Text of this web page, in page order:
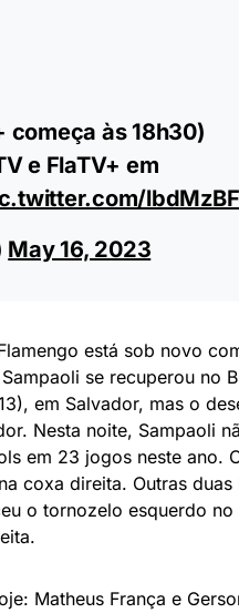
começa às 18h30)
e FlaTV+ em
May 16, 2023
está sob novo
se recuperou no
em Salvador, mas o
Nesta noite, Sampaoli
em 23 jogos neste ano.
coxa direita. Outras
o tornozelo esquerdo
Matheus França e